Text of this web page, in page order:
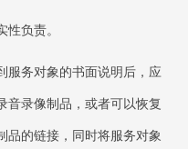
负责。
务对象的书面说明后，应
音录像制品，或者可以恢复
品的链接，同时将服务对象